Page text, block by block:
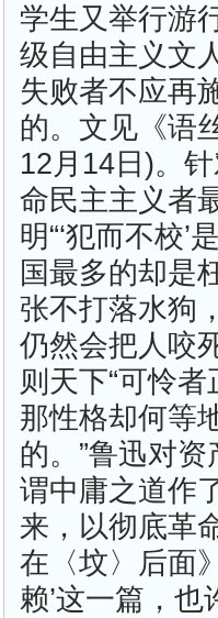
学生又举行游
级自由主义文
失败者不应再
的。文见《语
12月14日)。
命民主主义者
明“‘犯而不校’
国最多的却是
张不打落水狗
仍然会把人咬
则天下“可怜
那性格却何等
的。”鲁迅对
谓中庸之道作
来，以彻底革
在〈坟〉后面
赖’这一篇，